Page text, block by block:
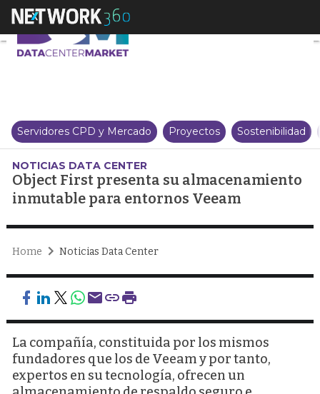
Object First presenta su
Servidores CPD y Mercado Proyectos Sostenibilidad
NOTICIAS DATA CENTER
Object First presenta su almacenamiento
inmutable para entornos Veeam
Home Noticias Data Center
La compañía, constituida por los mismos
fundadores que los de Veeam y por tanto,
expertos en su tecnología, ofrecen un